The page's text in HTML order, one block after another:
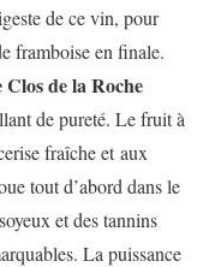
de ce vin, pour
framboise en finale.
Clos de la Roche
de pureté. Le fruit à
fraîche et aux
tout d’abord dans le
et des tannins
La puissance